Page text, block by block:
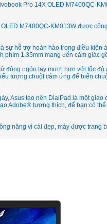
Pro 14X OLED M7400QC-
M7400QC-KM013W được
sự hỗ trợ hoàn hảo trong điều kiện
1,35mm mang đến cảm giác
động ngón tay mượt hơn với tốc
tượng chuột cảm ứng để biến
Asus tạo nên DialPad là một giao
Adobe® tương thích, để bạn có
năng vì cái đẹp, máy được trang